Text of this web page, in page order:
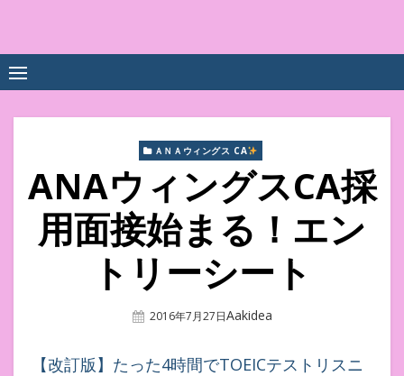
content
数UPｽｸｰﾙ
ＡＮＡウィングス CA
ANAウィングスCA採
用面接始まる！エン
トリーシート
Posted
2016年7月27日Author
Aakidea
【改訂版】たった4時間でTOEICテストリスニ